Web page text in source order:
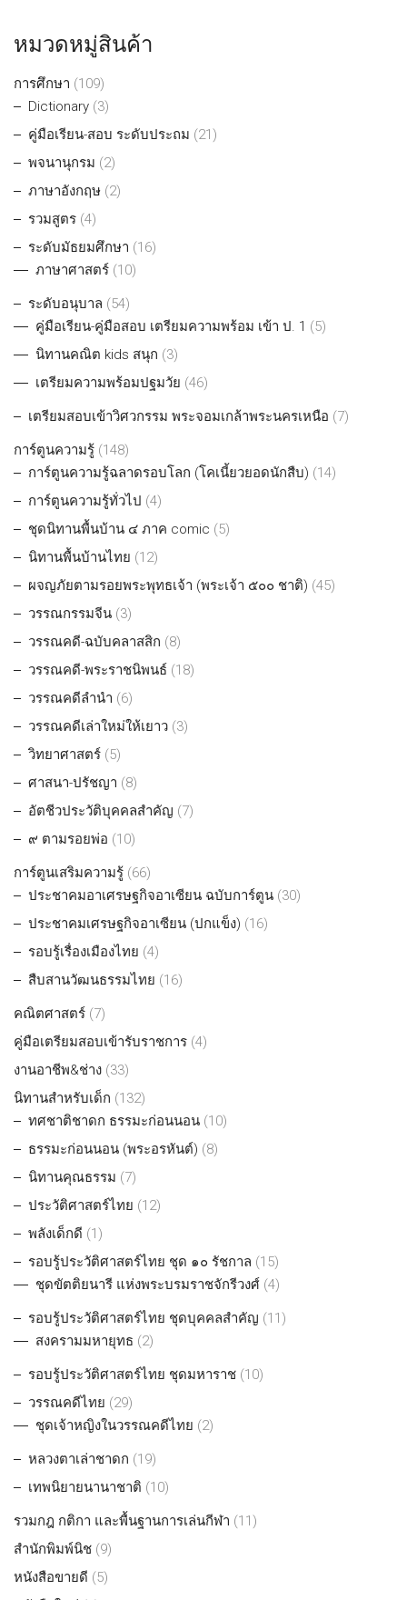
หมวดหมู่สินค้า
การศึกษา (109)
Dictionary (3)
คู่มือเรียน-สอบ ระดับประถม (21)
พจนานุกรม (2)
ภาษาอังกฤษ (2)
รวมสูตร (4)
ระดับมัธยมศึกษา (16)
ภาษาศาสตร์ (10)
ระดับอนุบาล (54)
คู่มือเรียน-คู่มือสอบ เตรียมความพร้อม เข้า ป. 1 (5)
นิทานคณิต kids สนุก (3)
เตรียมความพร้อมปฐมวัย (46)
เตรียมสอบเข้าวิศวกรรม พระจอมเกล้าพระนครเหนือ (7)
การ์ตูนความรู้ (148)
การ์ตูนความรู้ฉลาดรอบโลก (โคเนี้ยวยอดนักสืบ) (14)
การ์ตูนความรู้ทั่วไป (4)
ชุดนิทานพื้นบ้าน ๔ ภาค comic (5)
นิทานพื้นบ้านไทย (12)
ผจญภัยตามรอยพระพุทธเจ้า (พระเจ้า ๕๐๐ ชาติ) (45)
วรรณกรรมจีน (3)
วรรณคดี-ฉบับคลาสสิก (8)
วรรณคดี-พระราชนิพนธ์ (18)
วรรณคดีลำนำ (6)
วรรณคดีเล่าใหม่ให้เยาว (3)
วิทยาศาสตร์ (5)
ศาสนา-ปรัชญา (8)
อัตชีวประวัติบุคคลสำคัญ (7)
๙ ตามรอยพ่อ (10)
การ์ตูนเสริมความรู้ (66)
ประชาคมอาเศรษฐกิจอาเซียน ฉบับการ์ตูน (30)
ประชาคมเศรษฐกิจอาเซียน (ปกแข็ง) (16)
รอบรู้เรื่องเมืองไทย (4)
สืบสานวัฒนธรรมไทย (16)
คณิตศาสตร์ (7)
คู่มือเตรียมสอบเข้ารับราชการ (4)
งานอาชีพ&ช่าง (33)
นิทานสำหรับเด็ก (132)
ทศชาติชาดก ธรรมะก่อนนอน (10)
ธรรมะก่อนนอน (พระอรหันต์) (8)
นิทานคุณธรรม (7)
ประวัติศาสตร์ไทย (12)
พลังเด็กดี (1)
รอบรู้ประวัติศาสตร์ไทย ชุด ๑๐ รัชกาล (15)
ชุดขัตติยนารี แห่งพระบรมราชจักรีวงศ์ (4)
รอบรู้ประวัติศาสตร์ไทย ชุดบุคคลสำคัญ (11)
สงครามมหายุทธ (2)
รอบรู้ประวัติศาสตร์ไทย ชุดมหาราช (10)
วรรณคดีไทย (29)
ชุดเจ้าหญิงในวรรณคดีไทย (2)
หลวงตาเล่าชาดก (19)
เทพนิยายนานาชาติ (10)
รวมกฎ กติกา และพื้นฐานการเล่นกีฬา (11)
สำนักพิมพ์นิช (9)
หนังสือขายดี (5)